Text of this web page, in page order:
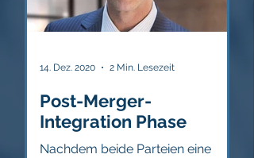
Post-Merger-
Integration Phase
Nachdem beide Parteien eine
14. Dez. 2020 2 Min. Lesezeit